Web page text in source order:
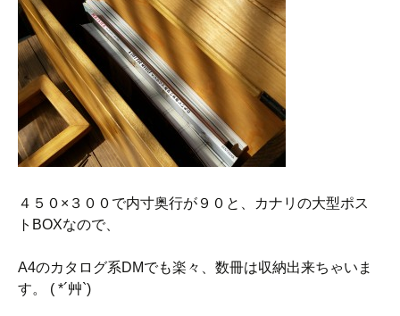
４５０×３００で内寸奥行が９０と、カナリの大型ポス
トBOXなので、
A4のカタログ系DMでも楽々、数冊は収納出来ちゃいま
す。 ( *´艸`)